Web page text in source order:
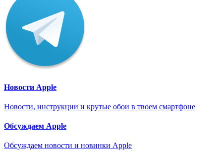
Новости Apple
Новости, инструкции и крутые обои в твоем смартфоне
Обсуждаем Apple
Обсуждаем новости и новинки Apple